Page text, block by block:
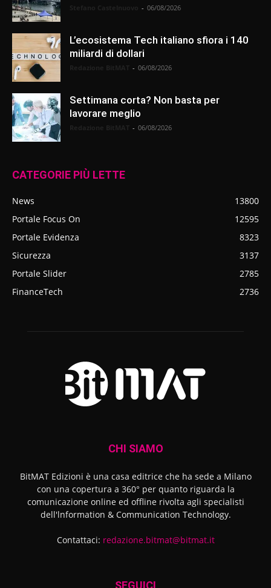
- 06/08/2026
L’ecosistema Tech italiano sfiora i 140
miliardi di dollari
- 06/08/2026
Settimana corta? Non basta per
lavorare meglio
- 06/08/2026
CATEGORIE PIÙ LETTE
News
13800
Portale Focus On
12595
Portale Evidenza
8323
Sicurezza
3137
Portale Slider
2785
FinanceTech
2736
CHI SIAMO
BitMAT Edizioni è una casa editrice che ha sede a Milano
con una copertura a 360° per quanto riguarda la
comunicazione online ed offline rivolta agli specialisti
dell'lnformation & Communication Technology.
Contattaci: redazione.bitmat@bitmat.it
SEGUICI